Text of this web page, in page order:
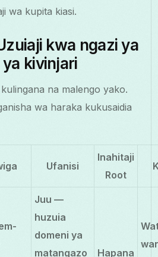
wa kupita kiasi.
kwa ngazi ya
kivinjari
na malengo yako.
wa haraka kukusaidia
Ufanisi
Inahitaji
Root
Juu —
huzuia
domeni ya
matangazo
Hapana